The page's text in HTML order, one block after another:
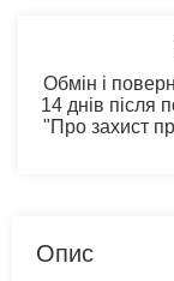
Обмін і
14 днів після
"Про захист
Опис